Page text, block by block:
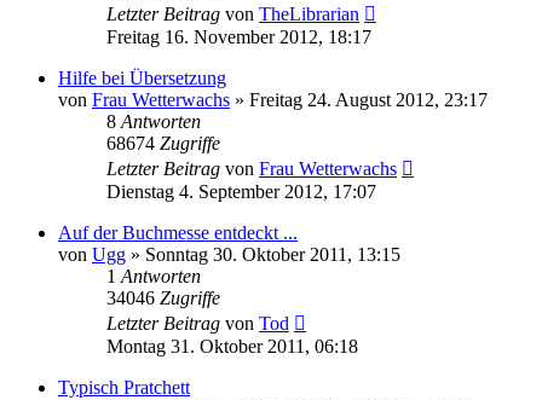
Letzter Beitrag von TheLibrarian
Freitag 16. November 2012, 18:17
Hilfe bei Übersetzung
von Frau Wetterwachs » Freitag 24. August 2012, 23:17
8 Antworten
68674 Zugriffe
Letzter Beitrag von Frau Wetterwachs
Dienstag 4. September 2012, 17:07
Auf der Buchmesse entdeckt ...
von Ugg » Sonntag 30. Oktober 2011, 13:15
1 Antworten
34046 Zugriffe
Letzter Beitrag von Tod
Montag 31. Oktober 2011, 06:18
Typisch Pratchett